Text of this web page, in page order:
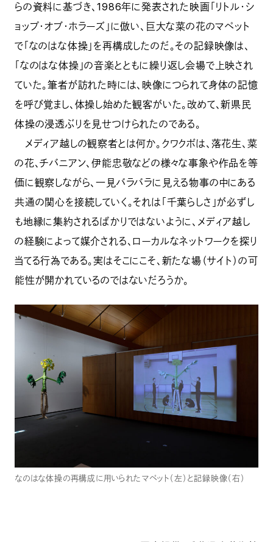
らの資料に基づき、1986年に発表された映画「リトル・シ
ョップ・オブ・ホラーズ」に倣い、巨大な菜の花のマペット
で「なのはな体操」を再構成したのだ。その記録映像は、
「なのはな体操」の音楽とともに繰り返し会場で上映され
ていた。筆者が訪れた時には、映像につられて身体の記憶
を呼び覚まし、体操し始めた観客がいた。改めて、新県民
体操の浸透ぶりを見せつけられたのである。
メディア越しの観察者とは何か。クワクボは、落花生、菜
の花、チバニアン、伊能忠敬などの様々な事象や作品を等
価に観察しながら、一見バラバラに見える物事の中にある
共通の関心を接続していく。それは「千葉らしさ」が必ずし
も地縁に集約されるばかりではないように、メディア越し
の経験によって媒介される、ローカルなネットワークを探り
当てる行為である。実はそこにこそ、新たな場（サイト）の可
能性が開かれているのではないだろうか。
なのはな体操の再構成に用いられたマペット（左）と記録映像（右）